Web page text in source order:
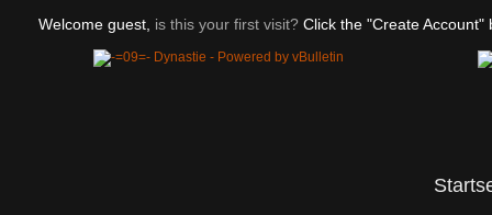
Welcome guest, is this your first visit? Click the "Create Account"